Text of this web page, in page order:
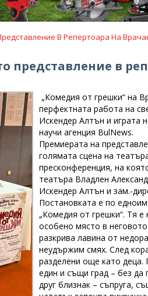
В Репертоара На
представление в
„Комедия от грешки“ на
перфектната работа на
Искендер Алтън и играта
научи агенция BulNews.
Премиерата на
голямата сцена на
пресконференция, на
театъра Владлен
Искендер Алтън и зам.-
Постановката е по
„Комедия от грешки“. Тя
особено място в
разкрива лавина от
неудържим смях. След
разделени още като деца.
един и същи град – без да
друг близнак – съпруга,